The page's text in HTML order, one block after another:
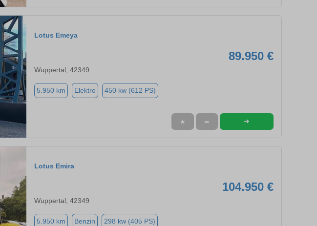
Lotus Emeya
89.950 €
Wuppertal, 42349
5.950 km Elektro 450 kw (612 PS)
★ ➦ ➜
Lotus Emira
104.950 €
Wuppertal, 42349
5.950 km Benzin 298 kw (405 PS)